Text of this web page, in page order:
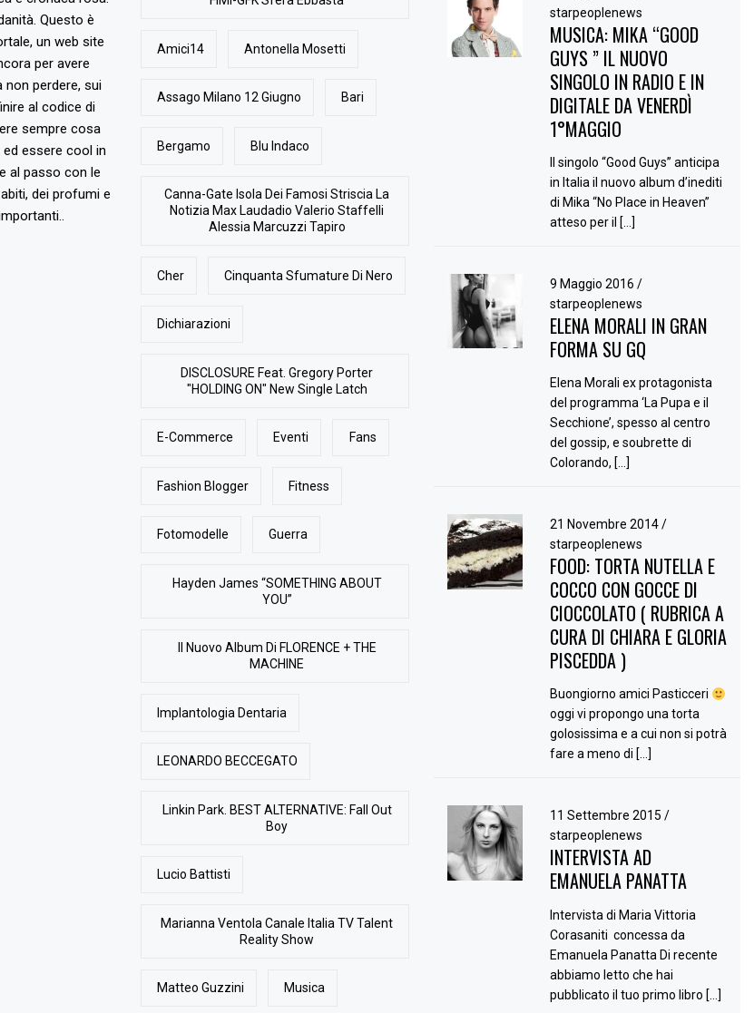
Questo è
un web site
per avere
non perdere, sui
al codice di
sempre cosa
essere cool in
al passo con le
dei profumi e
Amici14 Antonella Mosetti
Assago Milano 12 Giugno Bari
Bergamo Blu Indaco
Canna-Gate Isola Dei Famosi Striscia La
Notizia Max Laudadio Valerio Staffelli
Alessia Marcuzzi Tapiro
Cher Cinquanta Sfumature Di Nero
Dichiarazioni
DISCLOSURE Feat. Gregory Porter
"HOLDING ON" New Single Latch
E-Commerce Eventi Fans
Fashion Blogger Fitness
Fotomodelle Guerra
Hayden James “SOMETHING ABOUT
YOU”
Il Nuovo Album Di FLORENCE + THE
MACHINE
Implantologia Dentaria
LEONARDO BECCEGATO
Linkin Park. BEST ALTERNATIVE: Fall Out
Boy
Lucio Battisti
Marianna Ventola Canale Italia TV Talent
Reality Show
Matteo Guzzini Musica
starpeoplenews
MUSICA: MIKA “GOOD
GUYS ” IL NUOVO
SINGOLO IN RADIO E IN
DIGITALE DA VENERDÌ
1°MAGGIO
Il singolo “Good Guys” anticipa
in Italia il nuovo album d’inediti
di Mika “No Place in Heaven”
atteso per il […]
9 Maggio 2016 /
starpeoplenews
ELENA MORALI IN GRAN
FORMA SU GQ
Elena Morali ex protagonista
del programma ‘La Pupa e il
Secchione’, spesso al centro
del gossip, e soubrette di
Colorando, […]
21 Novembre 2014/
starpeoplenews
FOOD: TORTA NUTELLA E
COCCO CON GOCCE DI
CIOCCOLATO ( RUBRICA A
CURA DI CHIARA E GLORIA
PISCEDDA )
Buongiorno amici Pasticceri
oggi vi propongo una torta
golosissima e a cui non si potrà
fare a meno di […]
11 Settembre 2015 /
starpeoplenews
INTERVISTA AD
EMANUELA PANATTA
Intervista di Maria Vittoria
Corasaniti concessa da
Emanuela Panatta Di recente
abbiamo letto che hai
pubblicato il tuo primo libro […]